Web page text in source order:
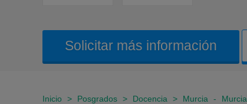
Solicitar más información
Inicio > Posgrados > Docencia > Murcia - Murcia